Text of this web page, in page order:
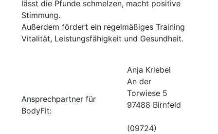
lässt die Pfunde schmelzen, macht positive
Stimmung.
Außerdem fördert ein regelmäßiges Training
Vitalität, Leistungsfähigkeit und Gesundheit.
Ansprechpartner für
BodyFit:
Anja Kriebel
An der
Torwiese 5
97488 Birnfeld
(09724)